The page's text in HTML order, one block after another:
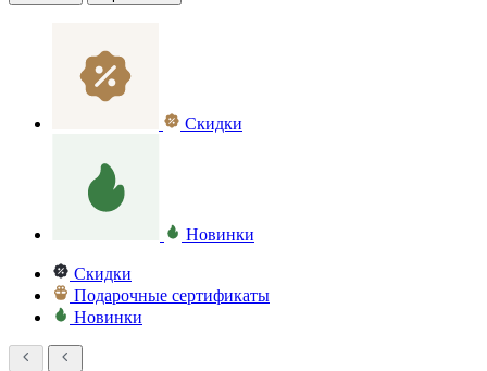
Скидки
Новинки
Скидки
Подарочные сертификаты
Новинки